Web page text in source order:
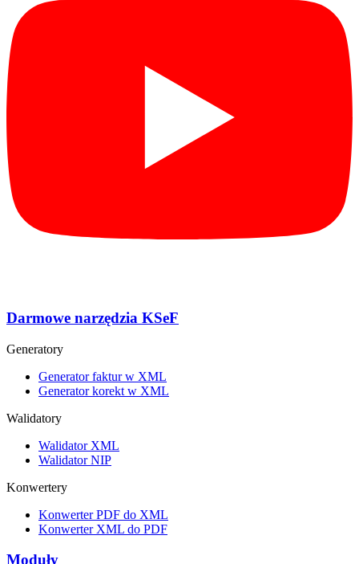
Darmowe narzędzia KSeF
Generatory
Generator faktur w XML
Generator korekt w XML
Walidatory
Walidator XML
Walidator NIP
Konwertery
Konwerter PDF do XML
Konwerter XML do PDF
Moduły